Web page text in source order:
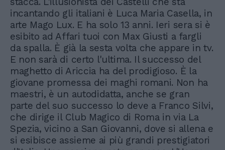
incantando gli italiani è Luca Maria Casella, in
arte Mago Lux. E ha solo 13 anni. Ieri sera si è
esibito ad Affari tuoi con Max Giusti a fargli
da spalla. È già la sesta volta che appare in tv.
E non sarà di certo l'ultima. Il successo del
maghetto di Ariccia ha del prodigioso. È la
giovane promessa dei maghi romani. Non ha
maestri, è un autodidatta, anche se gran
parte del suo successo lo deve a Franco Silvi,
che dirige il Club Magico di Roma in via La
Spezia, vicino a San Giovanni, dove si allena e
si esibisce assieme ai più grandi prestigiatori